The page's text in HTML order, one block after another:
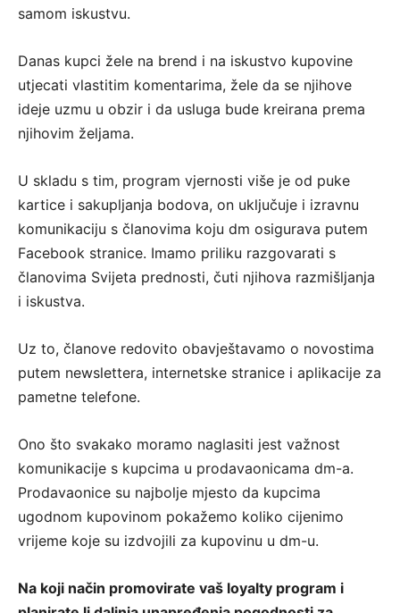
samom iskustvu.
Danas kupci žele na brend i na iskustvo kupovine
utjecati vlastitim komentarima, žele da se njihove
ideje uzmu u obzir i da usluga bude kreirana prema
njihovim željama.
U skladu s tim, program vjernosti više je od puke
kartice i sakupljanja bodova, on uključuje i izravnu
komunikaciju s članovima koju dm osigurava putem
Facebook stranice. Imamo priliku razgovarati s
članovima Svijeta prednosti, čuti njihova razmišljanja
i iskustva.
Uz to, članove redovito obavještavamo o novostima
putem newslettera, internetske stranice i aplikacije za
pametne telefone.
Ono što svakako moramo naglasiti jest važnost
komunikacije s kupcima u prodavaonicama dm-a.
Prodavaonice su najbolje mjesto da kupcima
ugodnom kupovinom pokažemo koliko cijenimo
vrijeme koje su izdvojili za kupovinu u dm-u.
Na koji način promovirate vaš loyalty program i